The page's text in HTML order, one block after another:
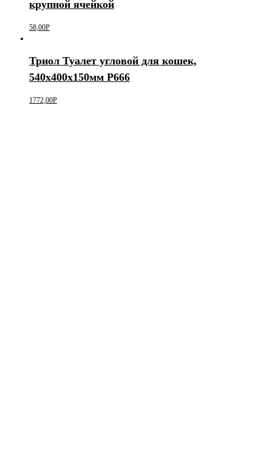
крупной ячейкой
58,00Р
Триол Туалет угловой для кошек,
540х400х150мм P666
1772,00Р